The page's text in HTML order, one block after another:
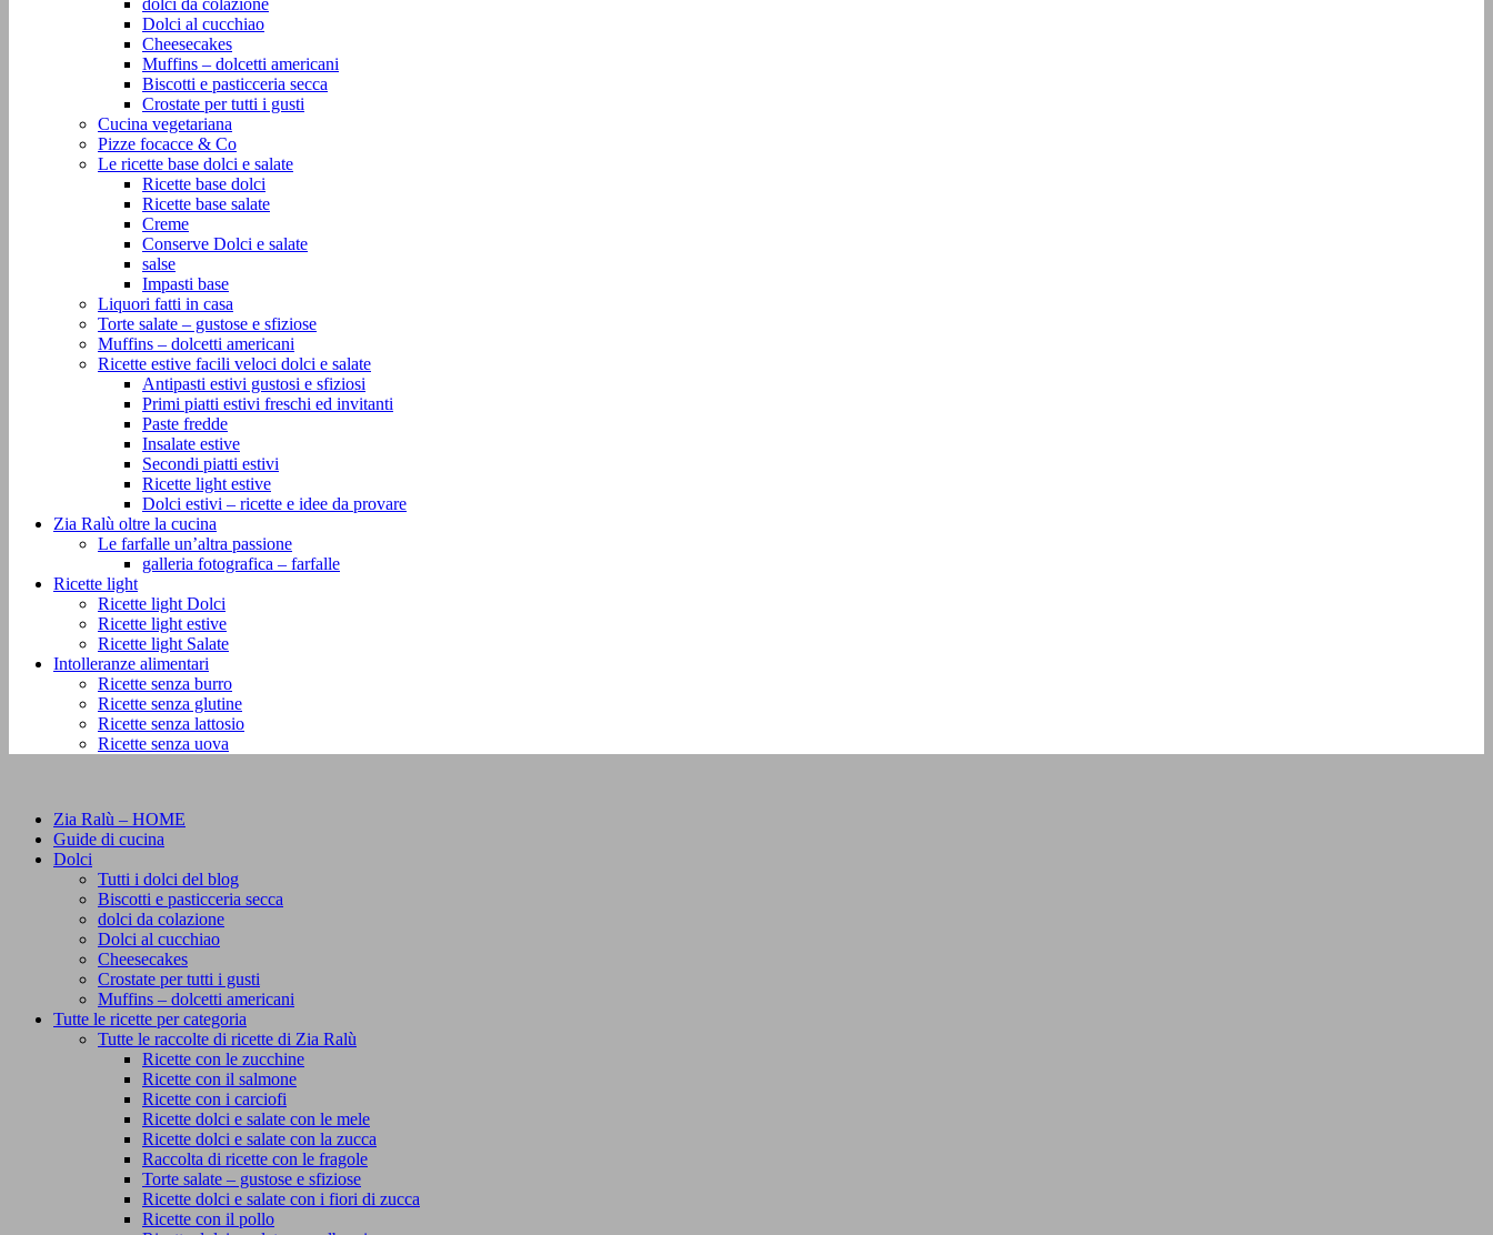
dolci da colazione
Dolci al cucchiao
Cheesecakes
Muffins – dolcetti americani
Biscotti e pasticceria secca
Crostate per tutti i gusti
Cucina vegetariana
Pizze focacce & Co
Le ricette base dolci e salate
Ricette base dolci
Ricette base salate
Creme
Conserve Dolci e salate
salse
Impasti base
Liquori fatti in casa
Torte salate – gustose e sfiziose
Muffins – dolcetti americani
Ricette estive facili veloci dolci e salate
Antipasti estivi gustosi e sfiziosi
Primi piatti estivi freschi ed invitanti
Paste fredde
Insalate estive
Secondi piatti estivi
Ricette light estive
Dolci estivi – ricette e idee da provare
Zia Ralù oltre la cucina
Le farfalle un’altra passione
galleria fotografica – farfalle
Ricette light
Ricette light Dolci
Ricette light estive
Ricette light Salate
Intolleranze alimentari
Ricette senza burro
Ricette senza glutine
Ricette senza lattosio
Ricette senza uova
Zia Ralù – HOME
Guide di cucina
Dolci
Tutti i dolci del blog
Biscotti e pasticceria secca
dolci da colazione
Dolci al cucchiao
Cheesecakes
Crostate per tutti i gusti
Muffins – dolcetti americani
Tutte le ricette per categoria
Tutte le raccolte di ricette di Zia Ralù
Ricette con le zucchine
Ricette con il salmone
Ricette con i carciofi
Ricette dolci e salate con le mele
Ricette dolci e salate con la zucca
Raccolta di ricette con le fragole
Torte salate – gustose e sfiziose
Ricette dolci e salate con i fiori di zucca
Ricette con il pollo